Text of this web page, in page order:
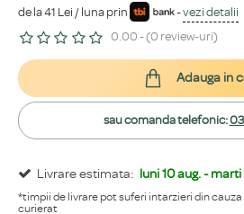
de la 41 Lei / luna prin -vezi detalii
0.00 - (0 review-uri)
Livrare estimata: luni 10 aug. - marti
*timpii de livrare pot suferi intarzieri din
curierat
Adauga in
sau comanda telefonic: